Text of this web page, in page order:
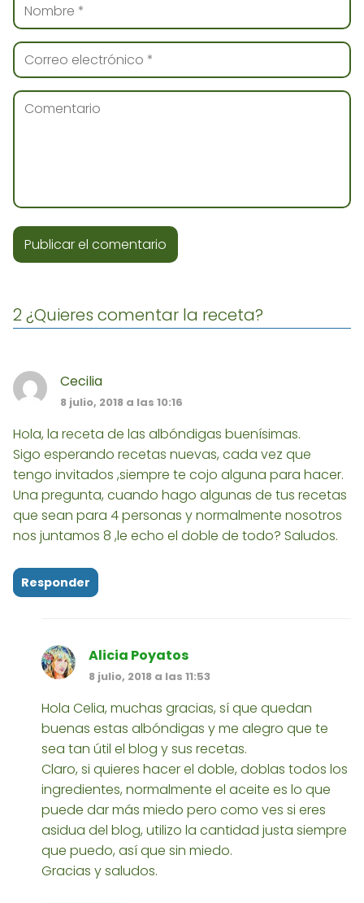
2 ¿Quieres comentar la receta?
Cecilia
8 julio, 2018 a las 10:16
Hola, la receta de las albóndigas buenísimas.
Sigo esperando recetas nuevas, cada vez que
tengo invitados ,siempre te cojo alguna para hacer.
Una pregunta, cuando hago algunas de tus recetas
que sean para 4 personas y normalmente nosotros
nos juntamos 8 ,le echo el doble de todo? Saludos.
Responder
Alicia Poyatos
8 julio, 2018 a las 11:53
Hola Celia, muchas gracias, sí que quedan
buenas estas albóndigas y me alegro que te
sea tan útil el blog y sus recetas.
Claro, si quieres hacer el doble, doblas todos los
ingredientes, normalmente el aceite es lo que
puede dar más miedo pero como ves si eres
asidua del blog, utilizo la cantidad justa siempre
que puedo, así que sin miedo.
Gracias y saludos.